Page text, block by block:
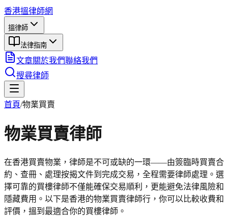
香港搵律師網
搵律師
法律指南
文章關於我們聯絡我們
搜尋律師
首頁/物業買賣
物業買賣律師
在香港買賣物業，律師是不可或缺的一環——由簽臨時買賣合
約、查冊、處理按揭文件到完成交易，全程需要律師處理。選
擇可靠的買樓律師不僅能確保交易順利，更能避免法律風險和
隱藏費用。以下是香港的物業買賣律師行，你可以比較收費和
評價，搵到最適合你的買樓律師。